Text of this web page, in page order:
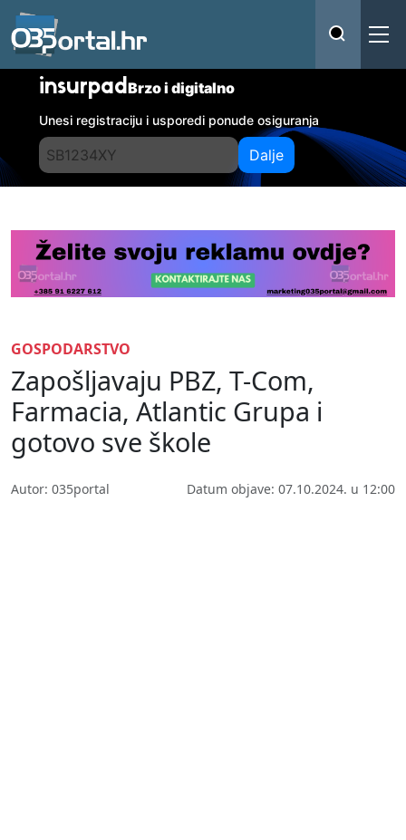
insurpadBrzo i digitalno
Unesi registraciju i usporedi ponude osiguranja
Dalje
GOSPODARSTVO
Zapošljavaju PBZ, T-Com,
Farmacia, Atlantic Grupa i
gotovo sve škole
Autor: 035portal Datum objave: 07.10.2024. u 12:00